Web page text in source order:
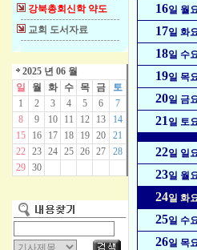
강북총회신학 약도
교회 도서자료
2025 년 06 월
일
월 화 수 목 금
토
1
2 3 4 5 6
7
8
9 10 11 12 13
14
15
16 17 18 19 20
21
22
23 24 25 26 27
28
29
30
16일 월
17일 화
18일 수
19일 목
20일 금
21일 토
22일 일
23일 월
24일 화
25일 수
26일 목